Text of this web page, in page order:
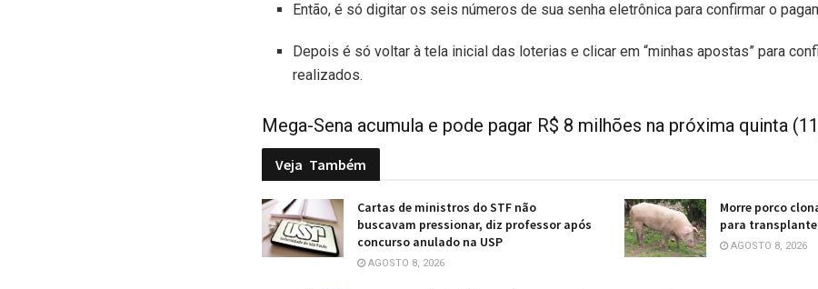
Então, é só digitar os seis números de sua senha eletrônica para confirmar o
Depois é só voltar à tela inicial das loterias e clicar em “minhas apostas” para
realizados.
Mega-Sena acumula e pode pagar R$ 8 milhões na próxima quinta
Veja Também
Cartas de ministros do STF não
buscavam pressionar, diz professor após
concurso anulado na USP
AGOSTO 8, 2026
Morre porco
para
AGOSTO 8, 2026